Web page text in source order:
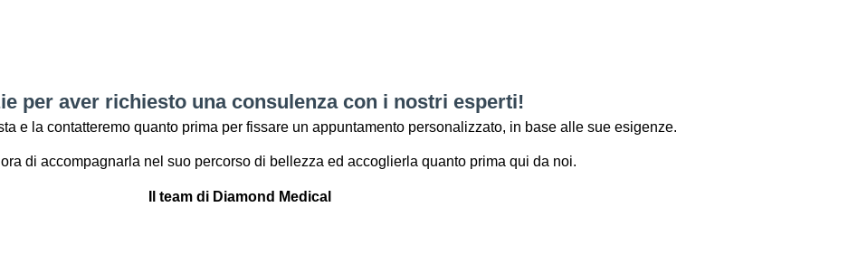
per aver richiesto una consulenza con i nostri esperti!
e la contatteremo quanto prima per fissare un appuntamento personalizzato, in base alle sue esigenze.
di accompagnarla nel suo percorso di bellezza ed accoglierla quanto prima qui da noi.
Il team di Diamond Medical